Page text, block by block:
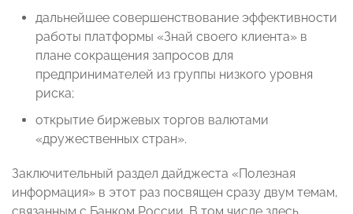
дальнейшее совершенствование эффективности
работы платформы «Знай своего клиента» в
плане сокращения запросов для
предпринимателей из группы низкого уровня
риска;
открытие биржевых торгов валютами
«дружественных стран».
Заключительный раздел дайджеста «Полезная
информация» в этот раз посвящен сразу двум темам,